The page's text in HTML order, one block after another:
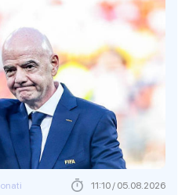
11:10 / 05.08.2026